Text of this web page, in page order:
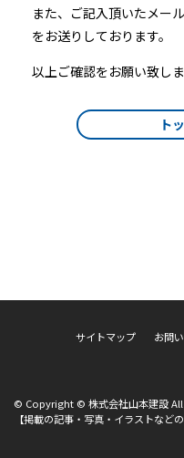
また、ご記入頂いたメー
をお送りしております。
以上ご確認をお願い致しま
ト
サイトマップ お問
© Copyright © 株式会社山本建設 All
【掲載の記事・写真・イラストなど